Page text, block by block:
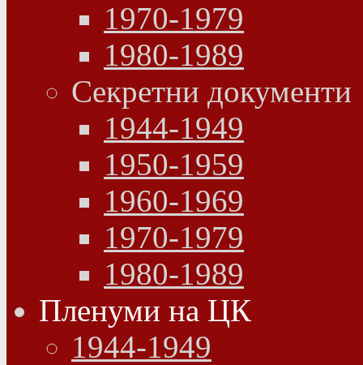
1970-1979
1980-1989
Секретни документи
1944-1949
1950-1959
1960-1969
1970-1979
1980-1989
Пленуми на ЦК
1944-1949